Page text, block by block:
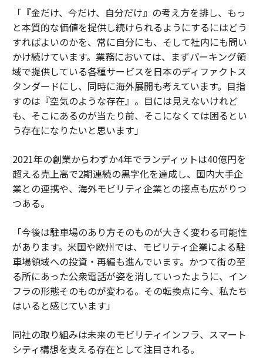
「『金だけ、今だけ、自分だけ』の考え方を排し、もっ
と本質的な価値を提供し続けられるようにするにはどう
すればよいのかを、常に自分にも、そして社内にも問い
かけ続けています。業務においては、まずパーキング領
域で提供している各種サービスを日本のディファクトス
タンダードにし、同時に海外展開も考えています。目指
すのは『空気のような存在』。目には見えないけれど
も、そこにあるのが当たり前、そこになくては困るとい
う存在になりたいと思います」
2021年の創業からわずか4年でランディットは40億円を
超える売上高で2期連続の黒字化を達成し、国内大手企
業との連携や、海外モビリティ企業との接点も広がりつ
つある。
「今後は駐車場のあり方そのものが大きく変わる可能性
があります。米国や欧州では、モビリティ企業による駐
車場領域への投資・再編も進んでいます。かつて街の至
る所にあった公衆電話が姿を消していったように、イン
フラの形態そのものが変わる。その転換点に今、私たち
はいると感じています」
同社の取り組みは未来のモビリティインフラ、スマート
シティ構想を支える存在として注目される。